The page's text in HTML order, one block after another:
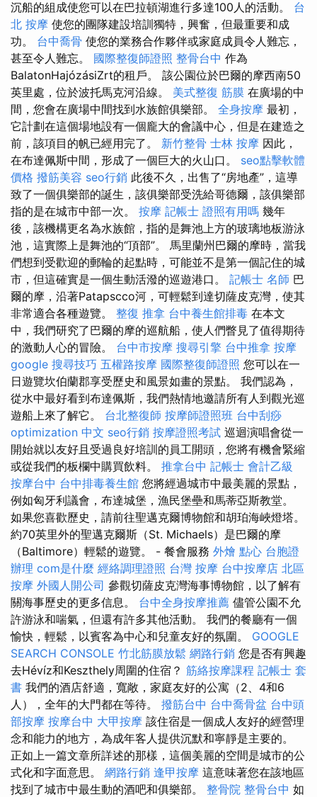
沉船的組成使您可以在巴拉頓湖進行多達100人的活動。 台
北 按摩 使您的團隊建設培訓獨特，興奮，但最重要和成
功。 台中喬骨 使您的業務合作夥伴或家庭成員令人難忘，
甚至令人難忘。 國際整復師證照 整骨台中 作為
BalatonHajózásiZrt的租戶。 該公園位於巴爾的摩西南50
英里處，位於波托馬克河沿線。 美式整復 筋膜 在廣場的中
間，您會在廣場中間找到水族館俱樂部。 全身按摩 最初，
它計劃在這個場地設有一個龐大的會議中心，但是在建造之
前，該項目的帆已經用完了。 新竹整骨 士林 按摩 因此，
在布達佩斯中間，形成了一個巨大的火山口。 seo點擊軟體
價格 撥筋美容 seo行銷 此後不久，出售了“房地產”，這導
致了一個俱樂部的誕生，該俱樂部受洗給哥德爾，該俱樂部
指的是在城市中部一次。 按摩 記帳士 證照有用嗎 幾年
後，該機構更名為水族館，指的是舞池上方的玻璃地板游泳
池，這實際上是舞池的“頂部”。 馬里蘭州巴爾的摩時，當我
們想到受歡迎的郵輪的起點時，可能並不是第一個記住的城
市，但這確實是一個生動活潑的巡遊港口。 記帳士 名師 巴
爾的摩，沿著Patapscco河，可輕鬆到達切薩皮克灣，使其
非常適合各種遊覽。 整復 推拿 台中養生館排毒 在本文
中，我們研究了巴爾的摩的巡航船，使人們瞥見了值得期待
的激動人心的冒險。 台中市按摩 搜尋引擎 台中推拿 按摩
google 搜尋技巧 五權路按摩 國際整復師證照 您可以在一
日遊覽坎伯蘭郡享受歷史和風景如畫的景點。 我們認為，
從水中最好看到布達佩斯，我們熱情地邀請所有人到觀光巡
遊船上來了解它。 台北整復師 按摩師證照班 台中刮痧
optimization 中文 seo行銷 按摩證照考試 巡迴演唱會從一
開始就以友好且受過良好培訓的員工開頭，您將有機會緊縮
或從我們的板欄中購買飲料。 推拿台中 記帳士 會計乙級
按摩台中 台中排毒養生館 您將經過城市中最美麗的景點，
例如匈牙利議會，布達城堡，漁民堡壘和馬蒂亞斯教堂。
如果您喜歡歷史，請前往聖邁克爾博物館和胡珀海峽燈塔。
約70英里外的聖邁克爾斯（St. Michaels）是巴爾的摩
（Baltimore）輕鬆的遊覽。 - 餐會服務 外燴 點心 台胞證
辦理 com是什麼 經絡調理證照 台灣 按摩 台中按摩店 北區
按摩 外國人開公司 參觀切薩皮克灣海事博物館，以了解有
關海事歷史的更多信息。 台中全身按摩推薦 儘管公園不允
許游泳和喘氣，但還有許多其他活動。 我們的餐廳有一個
愉快，輕鬆，以賓客為中心和兒童友好的氛圍。 GOOGLE
SEARCH CONSOLE 竹北筋膜放鬆 網路行銷 您是否有興趣
去Hévíz和Keszthely周圍的住宿？ 筋絡按摩課程 記帳士 套
書 我們的酒店舒適，寬敞，家庭友好的公寓（2、4和6
人），全年的大門都在等待。 撥筋台中 台中喬骨盆 台中頭
部按摩 按摩台中 大甲按摩 該住宿是一個成人友好的經營理
念和能力的地方，為成年客人提供沉默和寧靜是主要的。
正如上一篇文章所詳述的那樣，這個美麗的空間是城市的公
式化和字面意思。 網路行銷 逢甲按摩 這意味著您在該地區
找到了城市中最生動的酒吧和俱樂部。 整骨院 整骨台中 如